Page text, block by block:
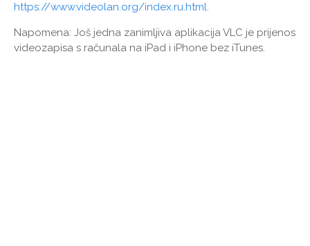
https://www.videolan.org/index.ru.html.
Napomena: Još jedna zanimljiva aplikacija VLC je prijenos
videozapisa s računala na iPad i iPhone bez iTunes.